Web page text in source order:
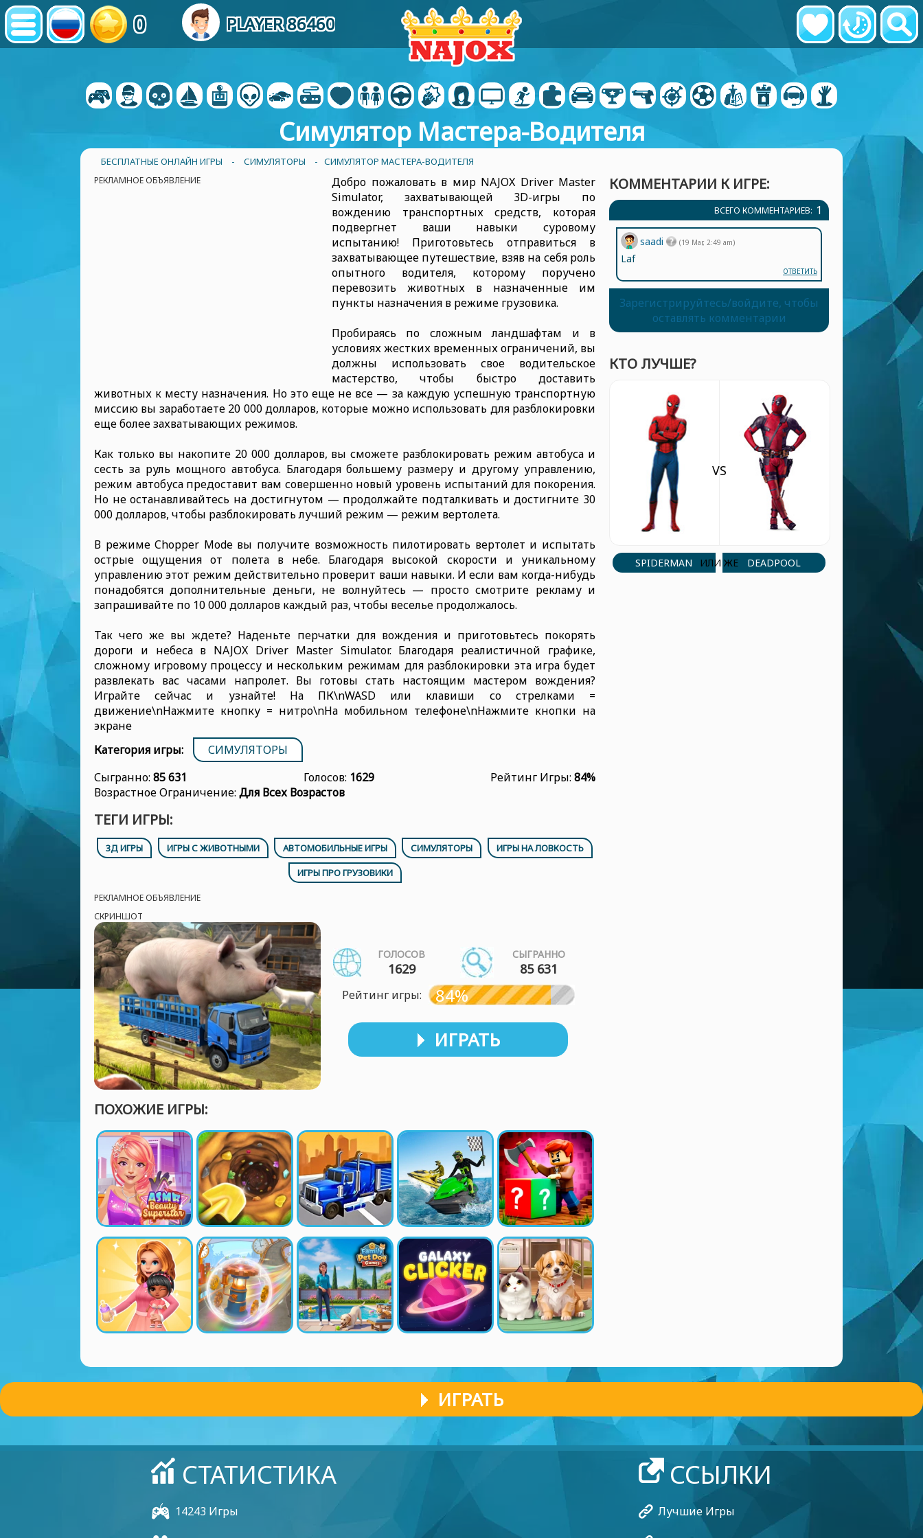
0 PLAYER 86460
Симулятор Мастера-Водителя
БЕСПЛАТНЫЕ ОНЛАЙН ИГРЫ - СИМУЛЯТОРЫ - СИМУЛЯТОР МАСТЕРА-ВОДИТЕЛЯ
РЕКЛАМНОЕ ОБЪЯВЛЕНИЕ
Добро пожаловать в мир NAJOX Driver Master
Simulator, захватывающей 3D-игры по
вождению транспортных средств, которая
подвергнет ваши навыки суровому
испытанию! Приготовьтесь отправиться в
захватывающее путешествие, взяв на себя роль
опытного водителя, которому поручено
перевозить животных в назначенные им
пункты назначения в режиме грузовика.
Пробираясь по сложным ландшафтам и в
условиях жестких временных ограничений, вы
должны использовать свое водительское
мастерство, чтобы быстро доставить
животных к месту назначения. Но это еще не все — за каждую успешную транспортную
миссию вы заработаете 20 000 долларов, которые можно использовать для разблокировки
еще более захватывающих режимов.
Как только вы накопите 20 000 долларов, вы сможете разблокировать режим автобуса и
сесть за руль мощного автобуса. Благодаря большему размеру и другому управлению,
режим автобуса предоставит вам совершенно новый уровень испытаний для покорения.
Но не останавливайтесь на достигнутом — продолжайте подталкивать и достигните 30
000 долларов, чтобы разблокировать лучший режим — режим вертолета.
В режиме Chopper Mode вы получите возможность пилотировать вертолет и испытать
острые ощущения от полета в небе. Благодаря высокой скорости и уникальному
управлению этот режим действительно проверит ваши навыки. И если вам когда-нибудь
понадобятся дополнительные деньги, не волнуйтесь — просто смотрите рекламу и
запрашивайте по 10 000 долларов каждый раз, чтобы веселье продолжалось.
Так чего же вы ждете? Наденьте перчатки для вождения и приготовьтесь покорять
дороги и небеса в NAJOX Driver Master Simulator. Благодаря реалистичной графике,
сложному игровому процессу и нескольким режимам для разблокировки эта игра будет
развлекать вас часами напролет. Вы готовы стать настоящим мастером вождения?
Играйте сейчас и узнайте! На ПК\nWASD или клавиши со стрелками =
движение\nНажмите кнопку = нитро\nНа мобильном телефоне\nНажмите кнопки на
экране
Категория игры:
СИМУЛЯТОРЫ
Сыгранно: 85 631 Голосов: 1629 Рейтинг Игры: 84%
Возрастное Ограничение: Для Всех Возрастов
ТЕГИ ИГРЫ:
3Д ИГРЫ ИГРЫ С ЖИВОТНЫМИ АВТОМОБИЛЬНЫЕ ИГРЫ СИМУЛЯТОРЫ
ИГРЫ НА ЛОВКОСТЬ
ИГРЫ ПРО ГРУЗОВИКИ
РЕКЛАМНОЕ ОБЪЯВЛЕНИЕ
СКРИНШОТ
ГОЛОСОВ
1629
СЫГРАННО
85 631
Рейтинг игры: 84%
ИГРАТЬ
ПОХОЖИЕ ИГРЫ:
КОММЕНТАРИИ К ИГРЕ:
ВСЕГО КОММЕНТАРИЕВ: 1
saadi (19 Mar, 2:49 am)
Laf
ОТВЕТИТЬ
Зарегистрируйтесь/войдите, чтобы
оставлять комментарии
КТО ЛУЧШЕ?
SPIDERMAN
VS
ИЛИ ЖЕ DEADPOOL
ИГРАТЬ
СТАТИСТИКА
14243 Игры
ССЫЛКИ
Лучшие Игры